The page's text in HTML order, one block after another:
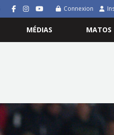
Connexion
MÉDIAS MATOS